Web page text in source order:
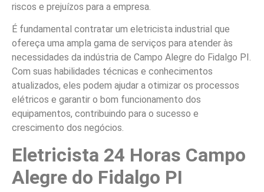
riscos e prejuízos para a empresa.
É fundamental contratar um eletricista industrial que
ofereça uma ampla gama de serviços para atender às
necessidades da indústria de Campo Alegre do Fidalgo PI.
Com suas habilidades técnicas e conhecimentos
atualizados, eles podem ajudar a otimizar os processos
elétricos e garantir o bom funcionamento dos
equipamentos, contribuindo para o sucesso e
crescimento dos negócios.
Eletricista 24 Horas Campo
Alegre do Fidalgo PI